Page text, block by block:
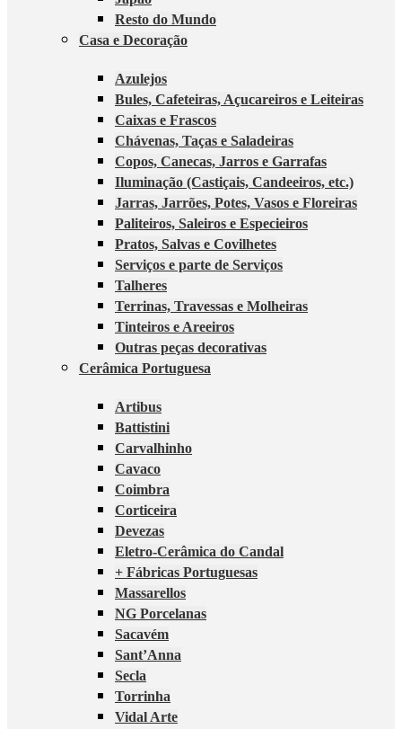
Resto do Mundo
Casa e Decoração
Azulejos
Bules, Cafeteiras, Açucareiros e Leiteiras
Caixas e Frascos
Chávenas, Taças e Saladeiras
Copos, Canecas, Jarros e Garrafas
Iluminação (Castiçais, Candeeiros, etc.)
Jarras, Jarrões, Potes, Vasos e Floreiras
Paliteiros, Saleiros e Especieiros
Pratos, Salvas e Covilhetes
Serviços e parte de Serviços
Talheres
Terrinas, Travessas e Molheiras
Tinteiros e Areeiros
Outras peças decorativas
Cerâmica Portuguesa
Artibus
Battistini
Carvalhinho
Cavaco
Coimbra
Corticeira
Devezas
Eletro-Cerâmica do Candal
+ Fábricas Portuguesas
Massarellos
NG Porcelanas
Sacavém
Sant’Anna
Secla
Torrinha
Vidal Arte